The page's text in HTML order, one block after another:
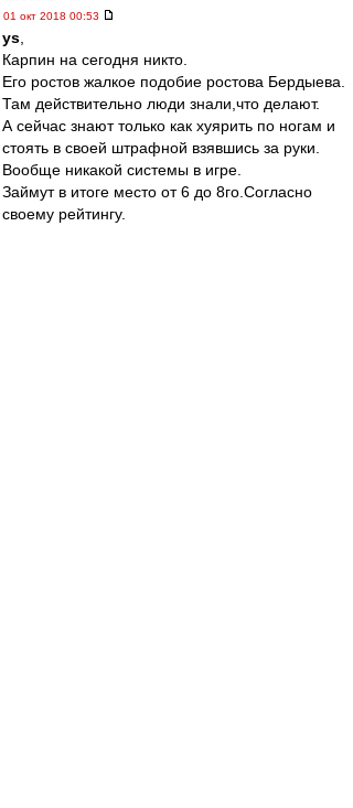
01 окт 2018 00:53
ys
Карпин на сегодня никто.
Его ростов жалкое подобие ростова Бердыева.
Там действительно люди знали,что делают.
А сейчас знают только как хуярить по ногам и
стоять в своей штрафной взявшись за руки.
Вообще никакой системы в игре.
Займут в итоге место от 6 до 8го.Согласно
своему рейтингу.